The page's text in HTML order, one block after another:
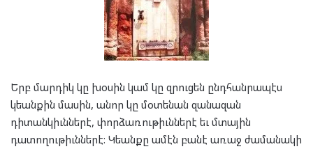
Երբ մարդիկ կը խօսին կամ կը զրուցեն ընդհանրապէս
կեանքին մասին, անոր կը մօտենան զանազան
դիտանկիւններէ, փորձառութիւններէ եւ մտային
դատողութիւններէ: Կեանքը ամէն բանէ առաջ ժամանակի